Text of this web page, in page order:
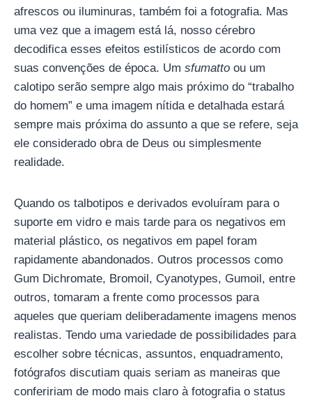
afrescos ou iluminuras, também foi a fotografia. Mas
uma vez que a imagem está lá, nosso cérebro
decodifica esses efeitos estilísticos de acordo com
suas convenções de época. Um sfumatto ou um
calotipo serão sempre algo mais próximo do “trabalho
do homem” e uma imagem nítida e detalhada estará
sempre mais próxima do assunto a que se refere, seja
ele considerado obra de Deus ou simplesmente
realidade.
Quando os talbotipos e derivados evoluíram para o
suporte em vidro e mais tarde para os negativos em
material plástico, os negativos em papel foram
rapidamente abandonados. Outros processos como
Gum Dichromate, Bromoil, Cyanotypes, Gumoil, entre
outros, tomaram a frente como processos para
aqueles que queriam deliberadamente imagens menos
realistas. Tendo uma variedade de possibilidades para
escolher sobre técnicas, assuntos, enquadramento,
fotógrafos discutiam quais seriam as maneiras que
confeririam de modo mais claro à fotografia o status